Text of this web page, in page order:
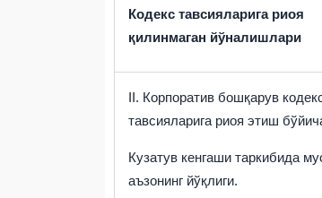
Кодекс тавсияларига риоя
қилинмаган йўналишлари
II. Корпоратив бошқарув
тавсияларига риоя этиш
Кузатув кенгаши таркибида
аъзонинг йўқлиги.